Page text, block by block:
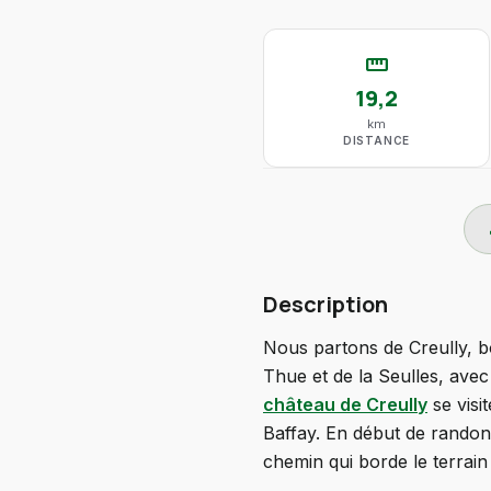
straighten
19,2
km
DISTANCE
Description
Nous partons de Creully,
Thue et de la Seulles,
château de Creully se
Baffay. En début de
chemin qui borde le